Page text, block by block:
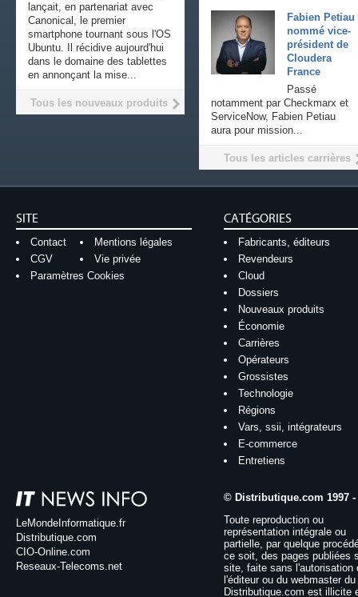
Fabien Petiau
nommé vice-
président de
Cloudera
France
Passé
notamment par Checkmarx et
ServiceNow, Fabien Petiau
aura pour mission...
Tous les articles carrières
lançait, en partenariat avec
Canonical, le premier
smartphone tournant sous l'OS
Ubuntu. Il récidive aujourd'hui
dans le domaine des tablettes
en annonçant la mise...
Tous les nouveaux produits
SITE
Contact
Mentions légales
CGV
Vie privée
Paramètres Cookies
CATÉGORIES
Fabricants, éditeurs
Revendeurs
Cloud
Dossiers
Nouveaux produits
Économie
Carrières
Opérateurs
Grossistes
Technologie
Régions
Vars, ssii, intégrateurs
E-commerce
Entretiens
LeMondeInformatique.fr
Distributique.com
CIO-Online.com
Reseaux-Telecoms.net
© Distributique.com 1997 -
Toute reproduction ou
représentation intégrale ou
partielle, par quelque
ce soit, des pages publiées
site, faite sans l'autorisation
l'éditeur ou du webmaster
Distributique.com est illicite